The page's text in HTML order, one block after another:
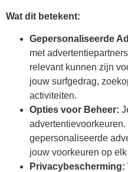
Wat dit betekent:
Gepersonaliseerde
met
relevant kunnen zijn
jouw surfgedrag,
activiteiten.
Opties voor Beheer:
gepersonaliseerde
jouw voorkeuren op
Privacybescherming: